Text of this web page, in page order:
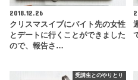
2018.12.26
クリスマスイブにバイト先の女性
とデートに行くことができました
ので、報告さ…
受講生とのやりとり